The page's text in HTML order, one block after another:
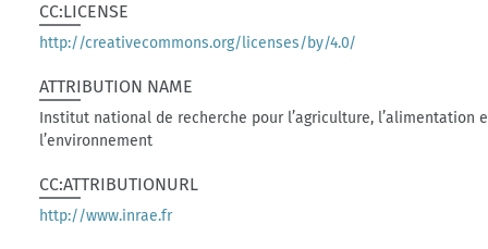
CC:LICENSE
http://creativecommons.org/licenses/by/4.0/
ATTRIBUTION NAME
Institut national de recherche pour l’agriculture, l’alimentation
l’environnement
CC:ATTRIBUTIONURL
http://www.inrae.fr